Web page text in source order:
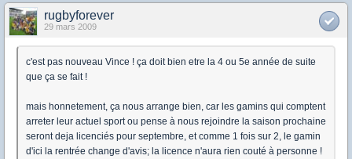
rugbyforever
29 mars 2009
c'est pas nouveau Vince ! ça doit bien etre la 4 ou 5e année de suite
que ça se fait !
mais honnetement, ça nous arrange bien, car les gamins qui comptent
arreter leur actuel sport ou pense à nous rejoindre la saison prochaine
seront deja licenciés pour septembre, et comme 1 fois sur 2, le gamin
d'ici la rentrée change d'avis; la licence n'aura rien couté à personne !